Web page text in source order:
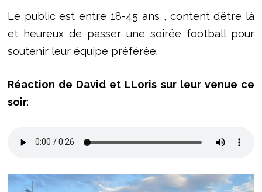
Le public est entre 18-45 ans , content d’être là
et heureux de passer une soirée football pour
soutenir leur équipe préférée.
Réaction de David et LLoris sur leur venue ce
soir: